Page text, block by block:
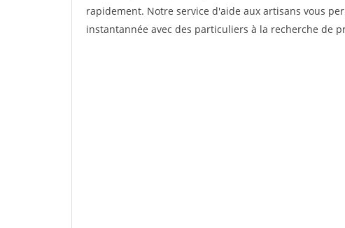
rapidement. Notre service d'aide aux artisans vous
instantannée avec des particuliers à la recherche de